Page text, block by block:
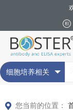
细胞培养相关
您当前的位置：